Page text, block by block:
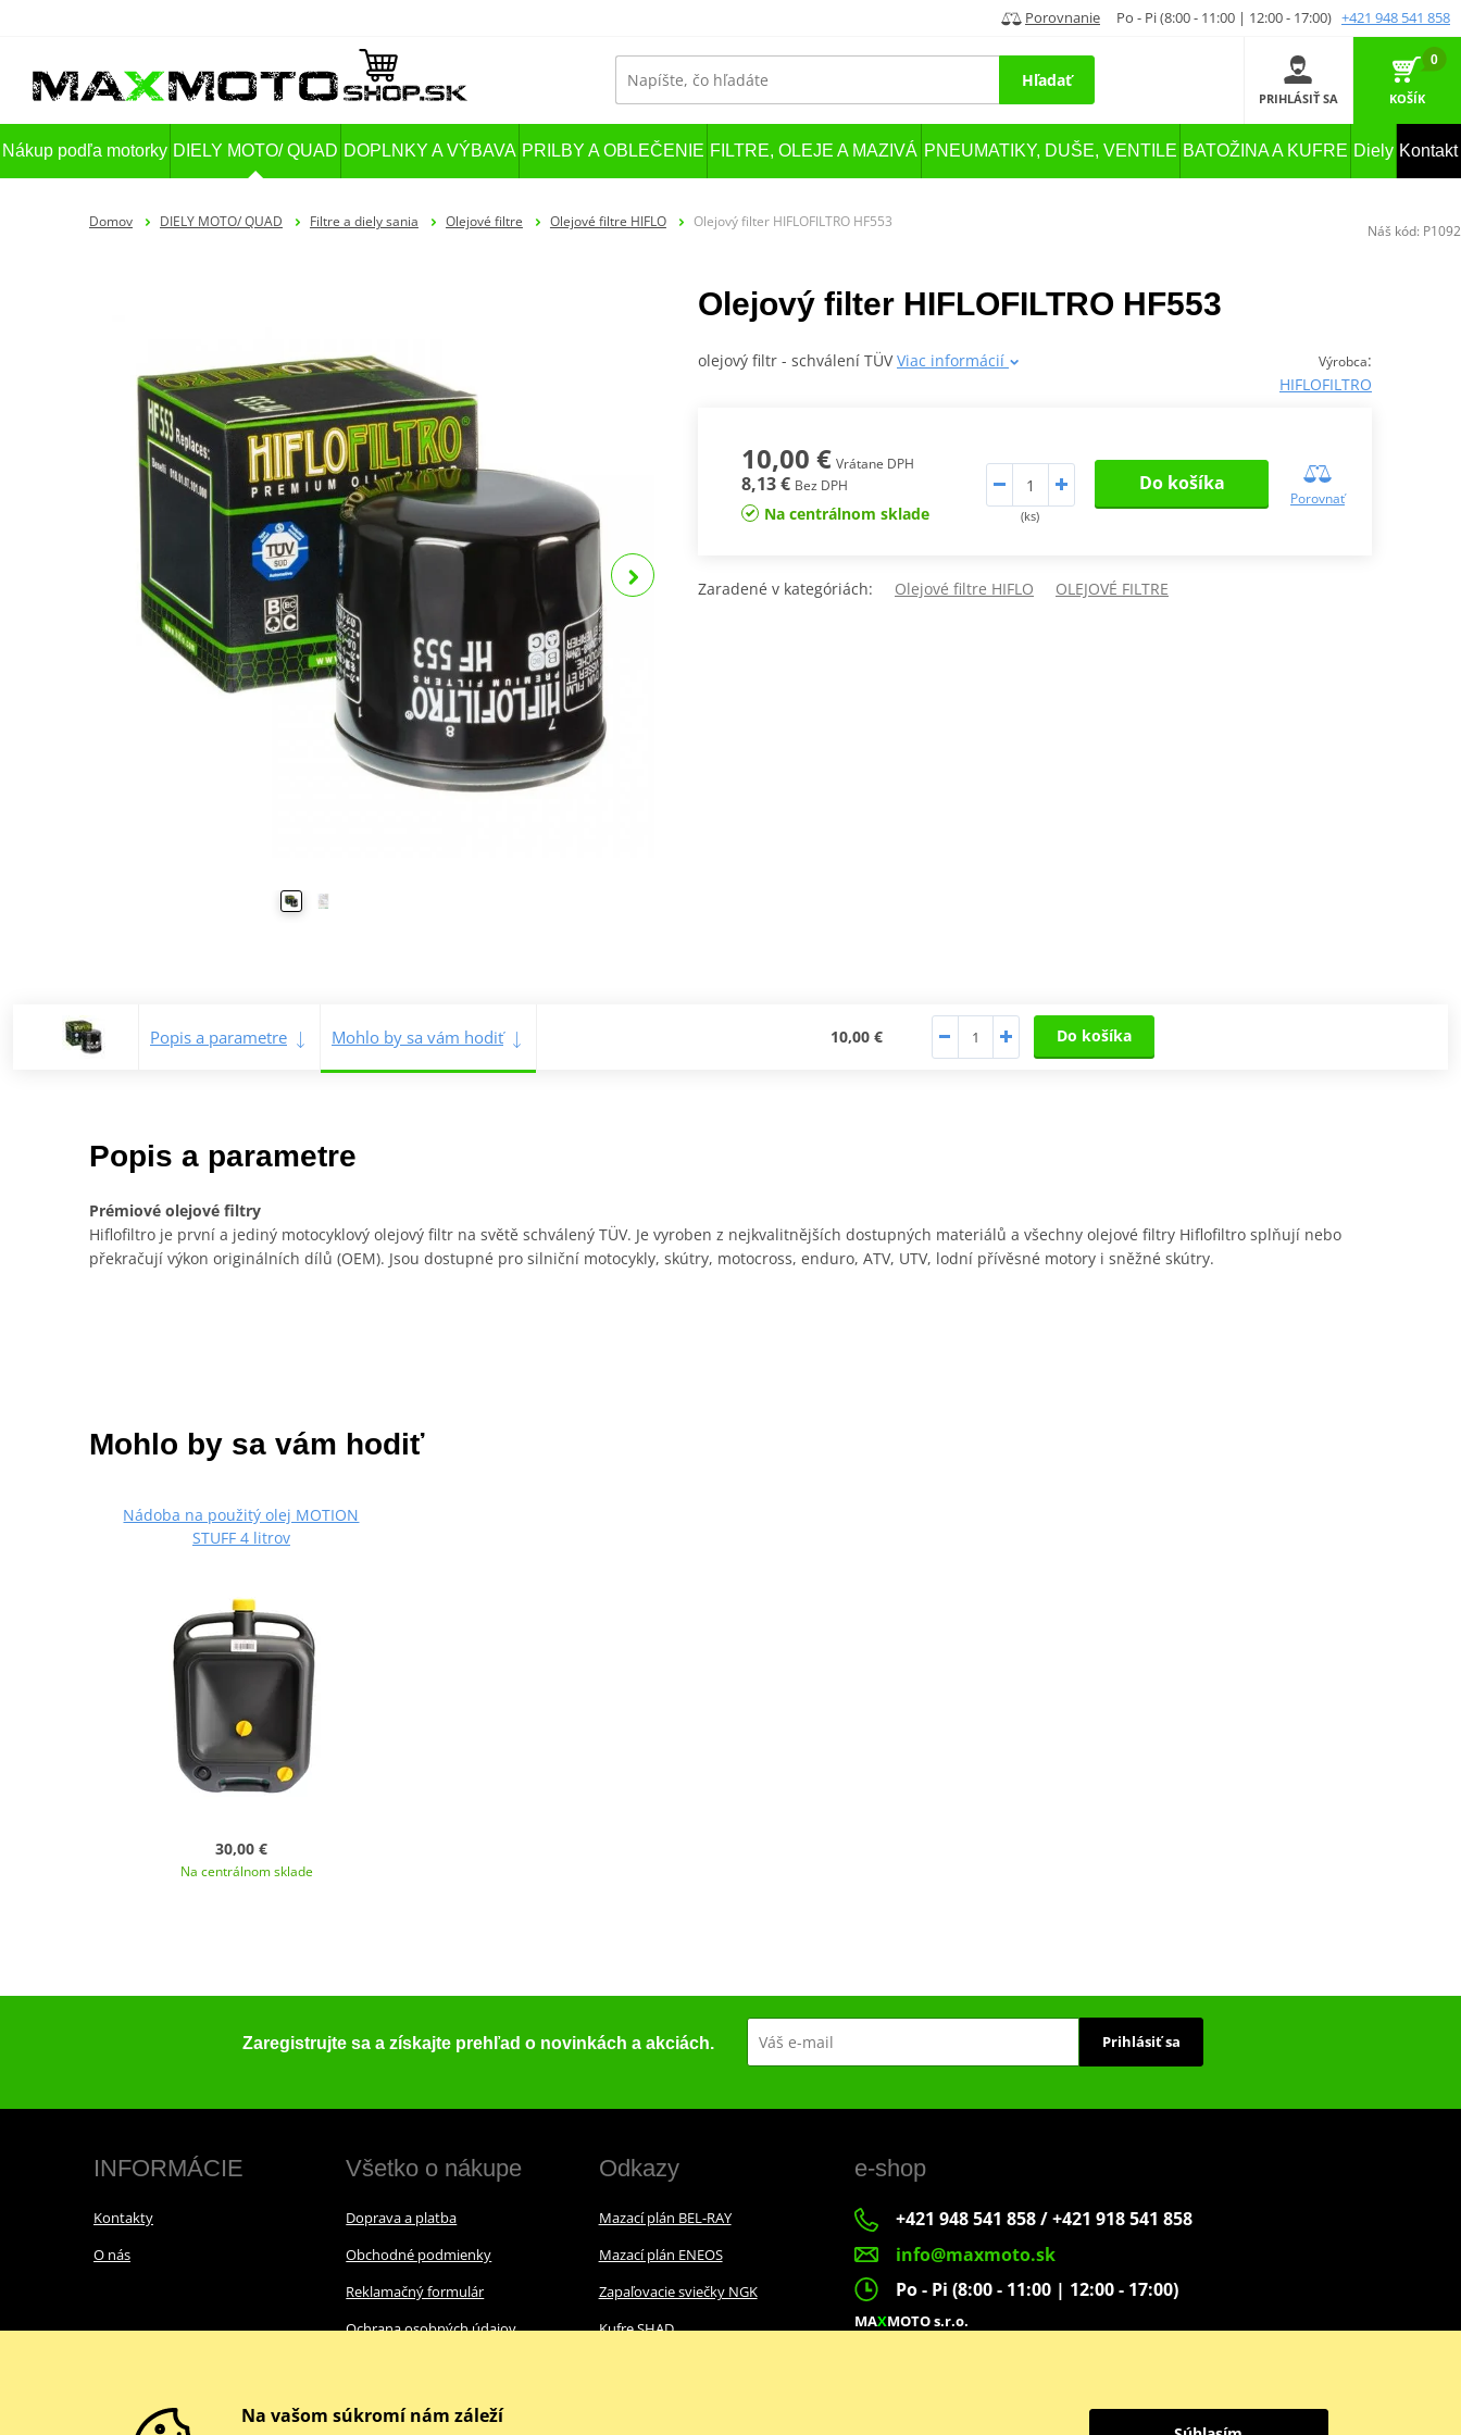
Porovnanie Po - Pi (8:00 - 11:00 | 12:00 - 17:00) +421 948 541 858
Hľadať
PRIHLÁSIŤ SA
0
KOŠÍK
Nákup podľa motorky DIELY MOTO/ QUAD DOPLNKY A VÝBAVA PRILBY A OBLEČENIE FILTRE, OLEJE A MAZIVÁ PNEUMATIKY, DUŠE, VENTILE BATOŽINA A KUFRE Diely Kontakt
Domov DIELY MOTO/ QUAD Filtre a diely sania Olejové filtre Olejové filtre HIFLO Olejový filter HIFLOFILTRO HF553
Olejový filter HIFLOFILTRO HF553
Výrobca:
HIFLOFILTRO
olejový filtr - schválení TÜVViac informácií
10,00 € Vrátane DPH
8,13 € Bez DPH
Na centrálnom sklade (ks)
Do košíka
Porovnať
Zaradené v kategóriách: Olejové filtre HIFLO OLEJOVÉ FILTRE
Popis a parametre Mohlo by sa vám hodiť 10,00 € Do košíka
Popis a parametre
Prémiové olejové filtry
Hiflofiltro je první a jediný motocyklový olejový filtr na světě schválený TÜV. Je vyroben z nejkvalitnějších dostupných materiálů a všechny olejové filtry Hiflofiltro splňují nebo
překračují výkon originálních dílů (OEM). Jsou dostupné pro silniční motocykly, skútry, motocross, enduro, ATV, UTV, lodní přívěsné motory i sněžné skútry.
Náš kód: P1092
Mohlo by sa vám hodiť
Nádoba na použitý olej MOTION
STUFF 4 litrov
30,00 €
Na centrálnom sklade
Zaregistrujte sa a získajte prehľad o novinkách a akciách. Prihlásiť sa
INFORMÁCIE
Kontakty
O nás
Všetko o nákupe
Doprava a platba
Obchodné podmienky
Reklamačný formulár
Ochrana osobných údajov
Odkazy
Mazací plán BEL-RAY
Mazací plán ENEOS
Zapaľovacie sviečky NGK
Kufre SHAD
e-shop
+421 948 541 858 / +421 918 541 858
info@maxmoto.sk
Po - Pi (8:00 - 11:00 | 12:00 - 17:00)
MAXMOTO s.r.o.
Na vašom súkromí nám záleží